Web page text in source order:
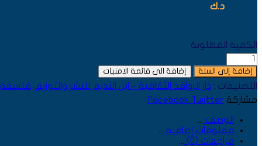
د.ك
الكمية المطلوبة
إضافة إلى السلة إضافة الى قائمة الامنيات
التصنيفات : دار الروافد الثقافية – ابن النديم للنشر والتوزيع, فلسفة
مشاركة
Facebook Twitter
الوصف
معلومات إضافية
مراجعات (0)